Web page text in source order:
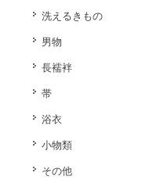
洗えるきもの
男物
長襦袢
帯
浴衣
小物類
その他